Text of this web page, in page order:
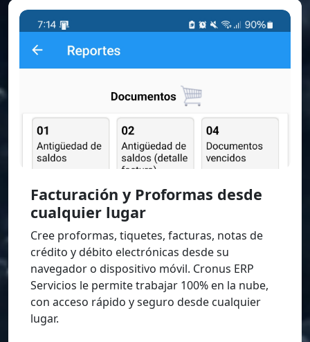
Facturación y Proformas desde
cualquier lugar
Cree proformas, tiquetes, facturas, notas de
crédito y débito electrónicas desde su
navegador o dispositivo móvil. Cronus ERP
Servicios le permite trabajar 100% en la nube,
con acceso rápido y seguro desde cualquier
lugar.